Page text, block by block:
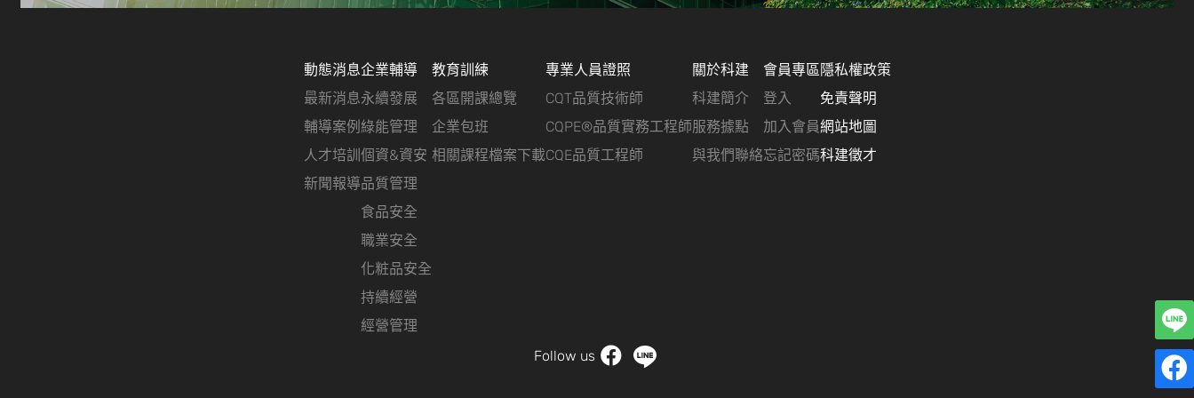
動態消息
最新消息
輔導案例
人才培訓
新聞報導
企業輔導
永續發展
綠能管理
個資&資安
品質管理
食品安全
職業安全
化粧品安全
持續經營
經營管理
教育訓練
各區開課總覽
企業包班
相關課程檔案下載
專業人員證照
CQT品質技術師
CQPE®品質實務工程師
CQE品質工程師
關於科建
科建簡介
服務據點
與我們聯絡
會員專區
登入
加入會員
忘記密碼
隱私權政策
免責聲明
網站地圖
科建徵才
Follow us